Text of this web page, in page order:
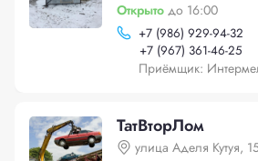
Открыто до 16:00
+7 (986) 929-94-32
+7 (967) 361-46-25
Приёмщик:
ТатВторЛом
улица Аделя Кутуя,